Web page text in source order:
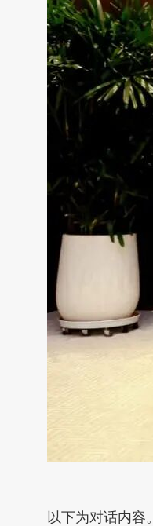
以下为对话内容。